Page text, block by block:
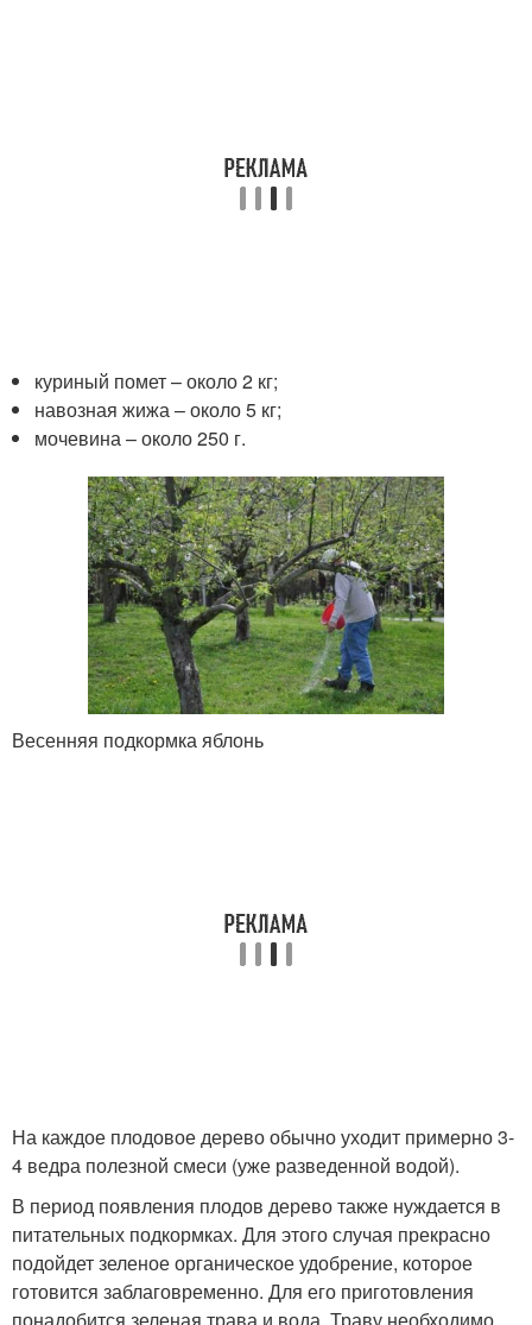
куриный помет – около 2 кг;
навозная жижа – около 5 кг;
мочевина – около 250 г.
Весенняя подкормка яблонь
На каждое плодовое дерево обычно уходит примерно 3-
4 ведра полезной смеси (уже разведенной водой).
В период появления плодов дерево также нуждается в
питательных подкормках. Для этого случая прекрасно
подойдет зеленое органическое удобрение, которое
готовится заблаговременно. Для его приготовления
понадобится зеленая трава и вода. Траву необходимо